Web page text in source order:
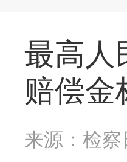
最高人
赔偿金
来源：检察